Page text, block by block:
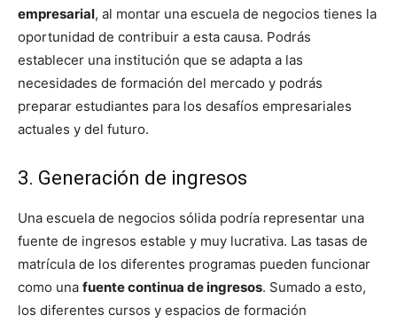
empresarial, al montar una escuela de negocios tienes la
oportunidad de contribuir a esta causa. Podrás
establecer una institución que se adapta a las
necesidades de formación del mercado y podrás
preparar estudiantes para los desafíos empresariales
actuales y del futuro.
3. Generación de ingresos
Una escuela de negocios sólida podría representar una
fuente de ingresos estable y muy lucrativa. Las tasas de
matrícula de los diferentes programas pueden funcionar
como una fuente continua de ingresos. Sumado a esto,
los diferentes cursos y espacios de formación